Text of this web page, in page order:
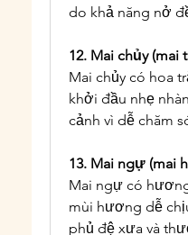
do khả năng nở
12. Mai chủy (mai
Mai chủy có hoa
khởi đầu nhẹ
cảnh vì dễ chăm
13. Mai ngự (mai
Mai ngự có
mùi hương dễ
phủ đệ xưa và